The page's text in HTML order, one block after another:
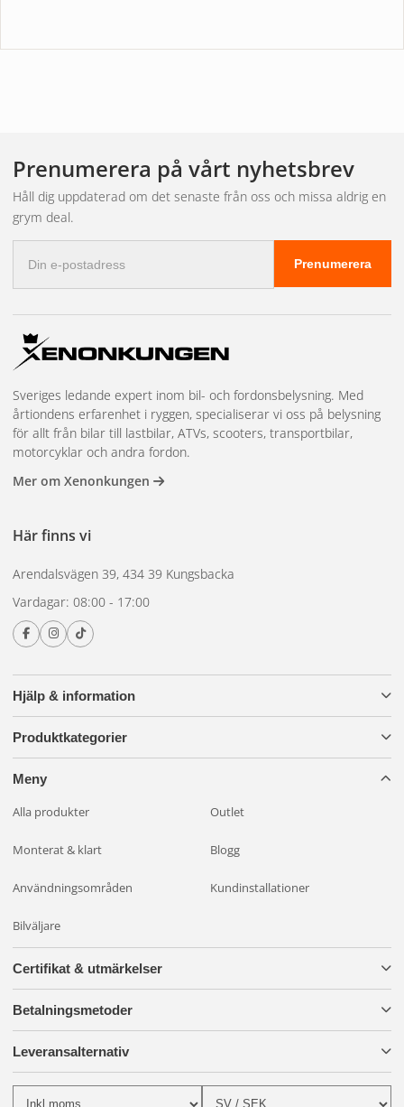
Prenumerera på vårt nyhetsbrev
Håll dig uppdaterad om det senaste från oss och missa aldrig en
grym deal.
postadress
Prenumerera
Hjälp & information
Produktkategorier
Meny
Alla produkter Outlet
Monterat & klart Blogg
Användningsområden Kundinstallationer
Bilväljare
Sveriges ledande expert inom bil- och fordonsbelysning. Med
årtiondens erfarenhet i ryggen, specialiserar vi oss på belysning
för allt från bilar till lastbilar, ATVs, scooters, transportbilar,
motorcyklar och andra fordon.
Mer om Xenonkungen
Här finns vi
Arendalsvägen 39, 434 39 Kungsbacka
Vardagar: 08:00 - 17:00
Certifikat & utmärkelser
Betalningsmetoder
Leveransalternativ